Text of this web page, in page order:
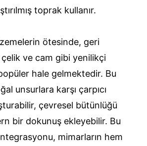
toprak kullanır.
ötesinde, geri
ve cam gibi yenilikçi
hale gelmektedir. Bu
unsurlara karşı çarpıcı
çevresel bütünlüğü
bir dokunuş ekleyebilir. Bu
mimarların hem